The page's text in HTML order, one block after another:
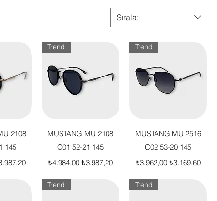
Sırala:
2108
145
Fiyat
Hızlı Bakış
Trend
MUSTANG MU 2108
C01 52-21 145
Normal Fiyat
₺4.984,00İndirimli Fiyat
₺3.987,20
Hızlı Bakış
Trend
MUSTANG MU 2516
C02 53-20 145
Normal Fiyat
₺3.962,00 İndirimli Fiyat
₺3.169,60
Trend Trend